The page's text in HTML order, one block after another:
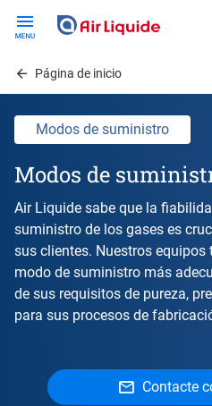
contentPágina de inicio
Modos de suministro
Modos de
Air Liquide sabe que la
suministro de los gases es
sus clientes. Nuestros
modo de suministro más
de sus requisitos de pureza,
para sus procesos de
Contacte